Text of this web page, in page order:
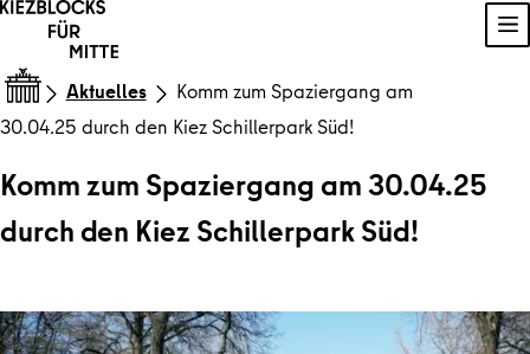
Zum Inhalt springen
Aktuelles
Komm zum Spaziergang am
30.04.25 durch den Kiez Schillerpark Süd!
Komm zum Spaziergang am 30.04.25
durch den Kiez Schillerpark Süd!